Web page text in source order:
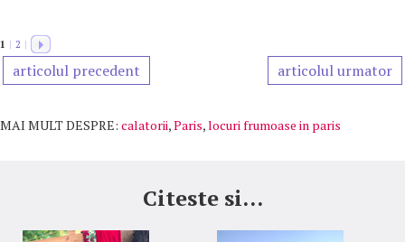
1 | 2 |
articolul precedent articolul urmator
MAI MULT DESPRE: calatorii,Paris,locuri frumoase in paris
Citeste si...